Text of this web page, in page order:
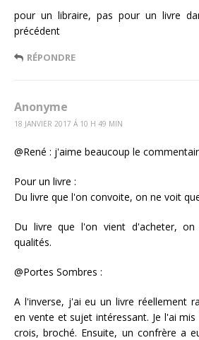
pour un libraire, pas pour un livre
précédent
RÉPONDRE
Anonyme
18 JANVIER 2017 Á 10 H 49 MIN
@René : j'aime beaucoup le
Pour un livre :
Du livre que l'on convoite, on ne voit
Du livre que l'on vient d'acheter,
qualités.
@Portes Sombres :
A l'inverse, j'ai eu un livre réellement
en vente et sujet intéressant. Je l'ai
crois, broché. Ensuite, un confrère a